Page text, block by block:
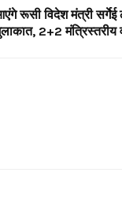
रूसी विदेश मंत्री
2+2 मंत्रिस्तरीय